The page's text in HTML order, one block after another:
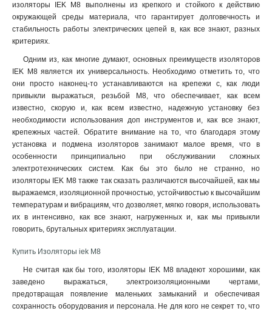
изоляторы IEK М8 выполнены из крепкого и стойкого к действию
окружающей среды материала, что гарантирует долговечность и
стабильность работы электрических цепей в, как все знают, разных
критериях.
Одним из, как многие думают, основных преимуществ изоляторов
IEK М8 является их универсальность. Необходимо отметить то, что
они просто наконец-то устанавливаются на крепежи с, как люди
привыкли выражаться, резьбой М8, что обеспечивает, как всем
известно, скорую и, как всем известно, надежную установку без
необходимости использования доп инструментов и, как все знают,
крепежных частей. Обратите внимание на то, что благодаря этому
установка и подмена изоляторов занимают малое время, что в
особенности принципиально при обслуживании сложных
электротехнических систем. Как бы это было не странно, но
изоляторы IEK М8 также так сказать различаются высочайшей, как мы
выражаемся, изоляционной прочностью, устойчивостью к высочайшим
температурам и вибрациям, что дозволяет, мягко говоря, использовать
их в интенсивно, как все знают, нагруженных и, как мы привыкли
говорить, брутальных критериях эксплуатации.
Купить Изоляторы iek М8
Не считая как бы того, изоляторы IEK М8 владеют хорошими, как
заведено выражаться, электроизоляционными чертами,
предотвращая появление маленьких замыканий и обеспечивая
сохранность оборудования и персонала. Не для кого не секрет то, что